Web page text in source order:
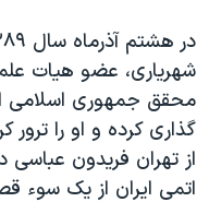
شهریاری، عضو هیات
محقق جمهوری اسلامی
گذاری کرده و او را ترور
از تهران فریدون عباسی
اتمی ایران از یک سوء